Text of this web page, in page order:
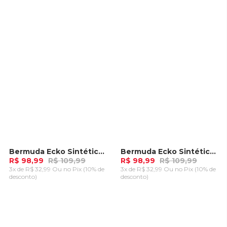
-10%
Bermuda Ecko Sintética Vermelha
R$ 98,99 R$ 109,99
3x de R$ 32,99 Ou no Pix (10% de
desconto)
-10%
Bermuda Ecko Sintética Preta
R$ 98,99 R$ 109,99
3x de R$ 32,99 Ou no Pix (10% de
desconto)